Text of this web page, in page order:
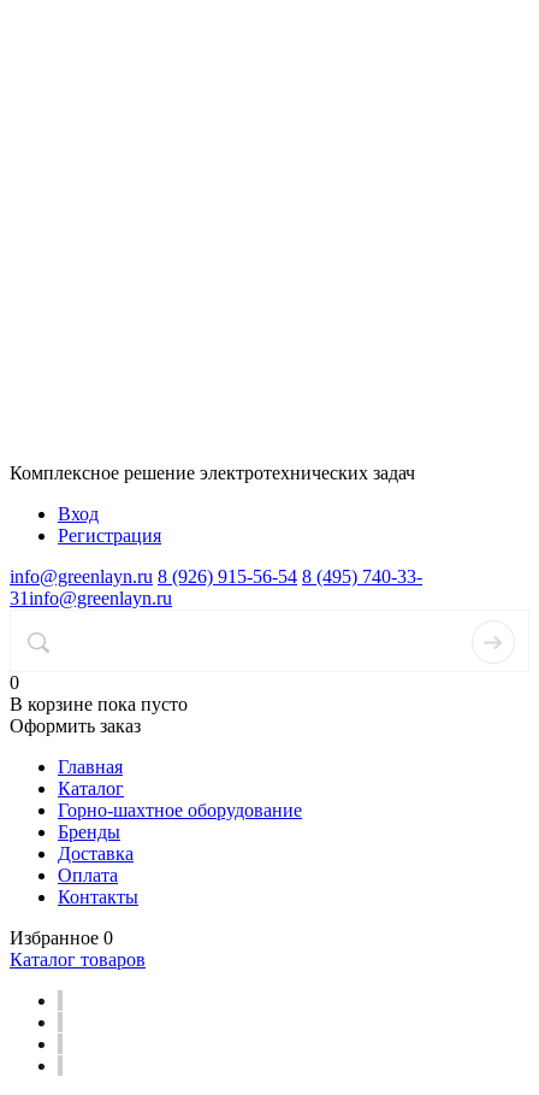
Комплексное решение электротехнических задач
Вход
Регистрация
info@greenlayn.ru 8 (926) 915-56-54 8 (495) 740-33-
31info@greenlayn.ru
0
В корзине пока пусто
Оформить заказ
Главная
Каталог
Горно-шахтное оборудование
Бренды
Доставка
Оплата
Контакты
Избранное 0
Каталог товаров